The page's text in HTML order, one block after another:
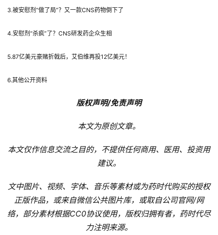
3.被安慰剂“做了局”？又一款CNS药物倒下了
4.安慰剂“杀疯”了？CNS研发药企众生相
5.87亿美元豪赌折戟后，艾伯维再投12亿美元！
6.其他公开资料
版权声明/免责声明
本文为原创文章。
本文仅作信息交流之目的，不提供任何商用、医用、投资用
建议。
文中图片、视频、字体、音乐等素材或为药时代购买的授权
正版作品，或来自微信公共图片库，或取自公司官网/网
络，部分素材根据CC0协议使用，版权归拥有者，药时代尽
力注明来源。